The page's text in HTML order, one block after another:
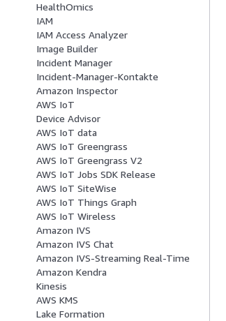
HealthOmics
IAM
IAM Access Analyzer
Image Builder
Incident Manager
Incident-Manager-Kontakte
Amazon Inspector
AWS IoT
Device Advisor
AWS IoT data
AWS IoT Greengrass
AWS IoT Greengrass V2
AWS IoT Jobs SDK Release
AWS IoT SiteWise
AWS IoT Things Graph
AWS IoT Wireless
Amazon IVS
Amazon IVS Chat
Amazon IVS-Streaming Real-Time
Amazon Kendra
Kinesis
AWS KMS
Lake Formation